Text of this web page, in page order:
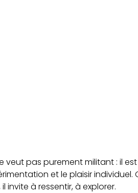
veut pas purement militant : il
et le plaisir
invite à ressentir, à explorer.